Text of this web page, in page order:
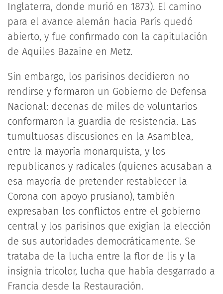
Inglaterra, donde murió en 1873). El camino
para el avance alemán hacia París quedó
abierto, y fue confirmado con la capitulación
de Aquiles Bazaine en Metz.
Sin embargo, los parisinos decidieron no
rendirse y formaron un Gobierno de Defensa
Nacional: decenas de miles de voluntarios
conformaron la guardia de resistencia. Las
tumultuosas discusiones en la Asamblea,
entre la mayoría monarquista, y los
republicanos y radicales (quienes acusaban a
esa mayoría de pretender restablecer la
Corona con apoyo prusiano), también
expresaban los conflictos entre el gobierno
central y los parisinos que exigían la elección
de sus autoridades democráticamente. Se
trataba de la lucha entre la flor de lis y la
insignia tricolor, lucha que había desgarrado a
Francia desde la Restauración.